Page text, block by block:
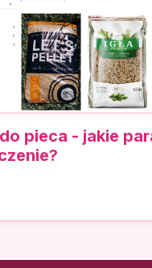
pieca - jakie